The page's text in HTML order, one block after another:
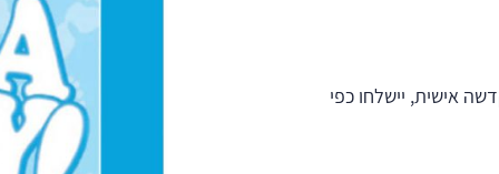
אישית, יישלחו כפי